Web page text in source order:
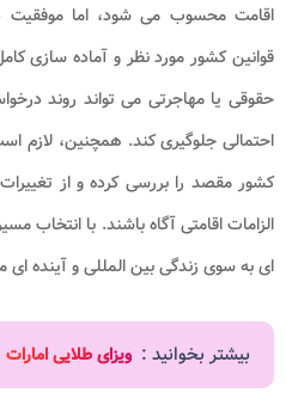
اقامت محسوب می شود، اما موفقیت
قوانین کشور مورد نظر و آماده سازی
حقوقی یا مهاجرتی می تواند روند
احتمالی جلوگیری کند. همچنین، لازم
کشور مقصد را بررسی کرده و از
الزامات اقامتی آگاه باشند. با انتخاب
ای به سوی زندگی بین المللی و آینده ای
بیشتر بخوانید : ویزای طلایی امارات